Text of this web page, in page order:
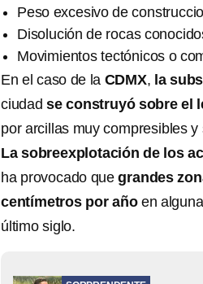
Peso excesivo de
Disolución de rocas
Movimientos tectónicos o
En el caso de la CDMX, la
ciudadse construyó sobre el
por arcillas muy compresibles
La sobreexplotación de los
ha provocado que grandes
centímetros por año en
último siglo.